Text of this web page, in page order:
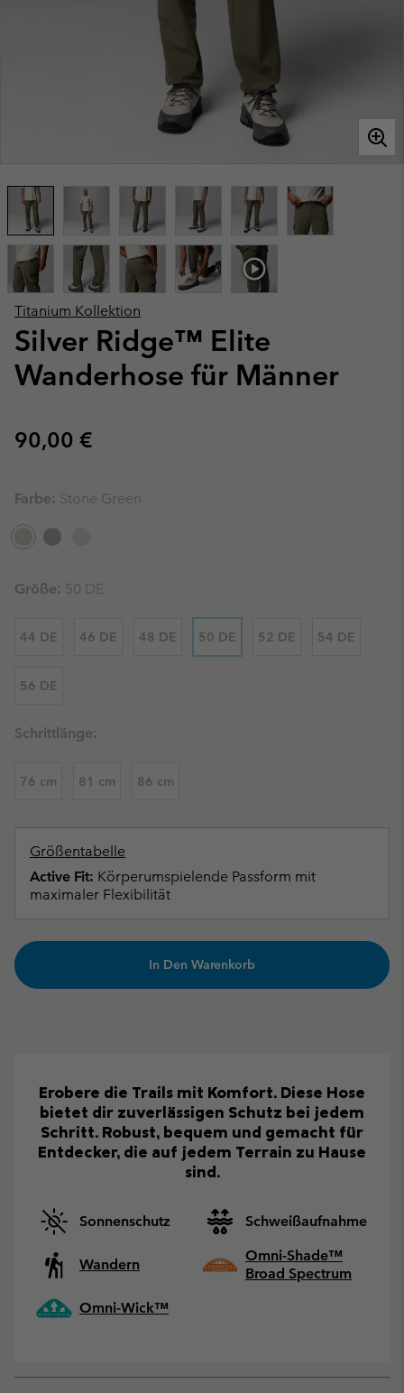
Titanium Kollektion
Silver Ridge™ Elite
Wanderhose für Männer
Regular price:
90,00 €
Farbe: Stone Green
Größe: 50 DE
44 DE 46 DE 48 DE 50 DE 52 DE 54 DE
56 DE
Schrittlänge:
76 cm 81 cm 86 cm
Größentabelle
Active Fit: Körperumspielende Passform mit
maximaler Flexibilität
In Den Warenkorb
Erobere die Trails mit Komfort. Diese Hose
bietet dir zuverlässigen Schutz bei jedem
Schritt. Robust, bequem und gemacht für
Entdecker, die auf jedem Terrain zu Hause
sind.
Sonnenschutz Schweißaufnahme
Wandern
Omni-Shade™
Broad Spectrum
Omni-Wick™